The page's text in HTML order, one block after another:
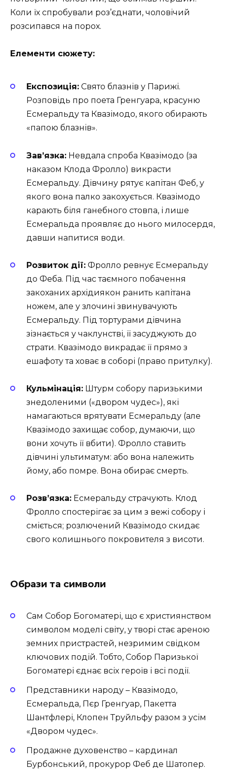
Коли їх спробували роз’єднати, чоловічий
розсипався на порох.
Елементи сюжету:
Експозиція: Свято блазнів у Парижі.
Розповідь про поета Гренгуара, красуню
Есмеральду та Квазімодо, якого обирають
«папою блазнів».
Зав’язка: Невдала спроба Квазімодо (за
наказом Клода Фролло) викрасти
Есмеральду. Дівчину рятує капітан Феб, у
якого вона палко закохується. Квазімодо
карають біля ганебного стовпа, і лише
Есмеральда проявляє до нього милосердя,
давши напитися води.
Розвиток дії: Фролло ревнує Есмеральду
до Феба. Під час таємного побачення
закоханих архідиякон ранить капітана
ножем, але у злочині звинувачують
Есмеральду. Під тортурами дівчина
зізнається у чаклунстві, її засуджують до
страти. Квазімодо викрадає її прямо з
ешафоту та ховає в соборі (право притулку).
Кульмінація: Штурм собору паризькими
знедоленими («двором чудес»), які
намагаються врятувати Есмеральду (але
Квазімодо захищає собор, думаючи, що
вони хочуть її вбити). Фролло ставить
дівчині ультиматум: або вона належить
йому, або помре. Вона обирає смерть.
Розв’язка: Есмеральду страчують. Клод
Фролло спостерігає за цим з вежі собору і
сміється; розлючений Квазімодо скидає
свого колишнього покровителя з висоти.
Образи та символи
Сам Собор Богоматері, що є християнством
символом моделі світу, у творі стає ареною
земних пристрастей, незримим свідком
ключових подій. Тобто, Собор Паризької
Богоматері єднає всіх героїв і всі події.
Представники народу – Квазімодо,
Есмеральда, Пєр Гренгуар, Пакетта
Шантфлері, Клопен Труйльфу разом з усім
«Двором чудес».
Продажне духовенство – кардинал
Бурбонський, прокурор Феб де Шатопер.